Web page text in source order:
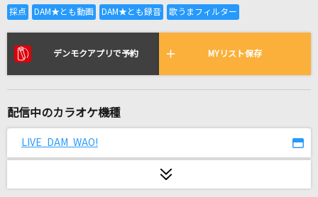
全国りれき
リアルタイムで歌われている曲の一覧
会いたくて
Climax Jump
デンモクアプリで予約 MYリスト保存
配信中のカラオケ機種
LIVE DAM WAO!